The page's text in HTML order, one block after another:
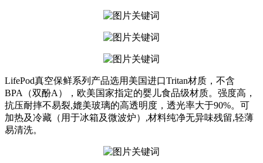
LifePod真空保鲜系列产品选用美国进口Tritan材质，不含
BPA（双酚A），欧美国家指定的婴儿食品级材质。强度高，
抗压耐摔不易裂,媲美玻璃的高透明度，透光率大于90%。可
加热及冷藏（用于冰箱及微波炉）,材料纯净无异味残留,轻薄
易清洗。